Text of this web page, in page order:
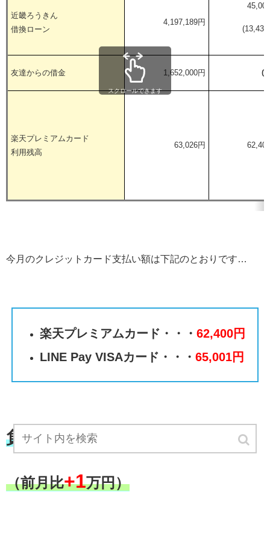
近畿ろうきん
借換ローン
4,197,189円
(13,436
友達からの借金 1,652,000円 0
楽天プレミアムカード
利用残高
63,026円
スクロールできます
今月のクレジットカード支払い額は下記のとおりです…
楽天プレミアムカード・・・ 62,400円
LINE Pay VISAカード・・・ 65,001円
負債総額592万円
（前月比+1万円）